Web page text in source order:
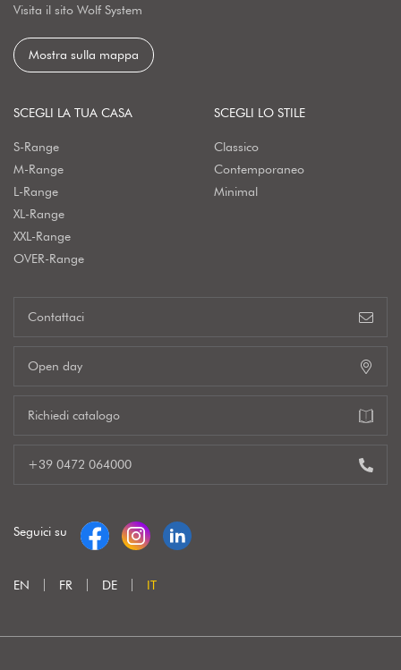
Visita il sito Wolf System
Mostra sulla mappa
SCEGLI LA TUA CASA
S-Range
M-Range
L-Range
XL-Range
XXL-Range
OVER-Range
SCEGLI LO STILE
Classico
Contemporaneo
Minimal
Contattaci
Open day
Richiedi catalogo
+39 0472 064000
Seguici su
EN FR DE IT